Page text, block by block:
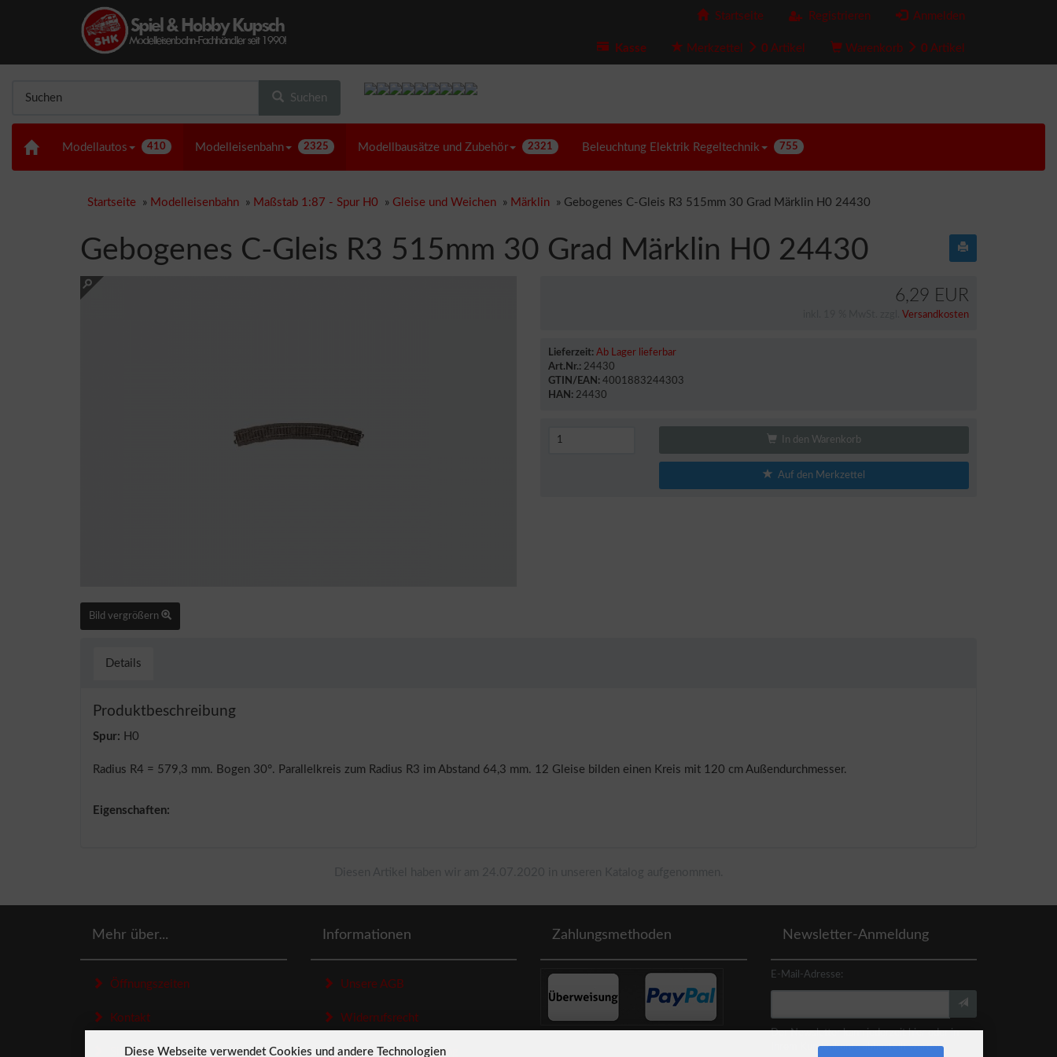
Startseite Registrieren Anmelden
Kasse Merkzettel 0 Artikel Warenkorb 0 Artikel
Suchen
Modellautos 410 Modelleisenbahn 2325 Modellbausätze und Zubehör 2321 Beleuchtung Elektrik Regeltechnik 755
Startseite » Modelleisenbahn » Maßstab 1:87 - Spur H0 » Gleise und Weichen » Märklin » Gebogenes C-Gleis R3 515mm 30 Grad Märklin H0 24430
Gebogenes C-Gleis R3 515mm 30 Grad Märklin H0 24430
Bild vergrößern
6,29 EUR
Versandkosten
Lieferzeit: Ab Lager lieferbar
Art.Nr.: 24430
GTIN/EAN: 4001883244303
HAN: 24430
In den Warenkorb
Auf den Merkzettel
Details
Produktbeschreibung
Spur: H0
Radius R4 = 579,3 mm. Bogen 30°. Parallelkreis zum Radius R3 im Abstand 64,3 mm. 12 Gleise bilden einen Kreis mit 120 cm Außendurchmesser.
Eigenschaften:
Mehr über...
Öffnungszeiten
Kontakt
Sitemap
Informationen
Unsere AGB
Widerrufsrecht
Datenschutzerklaerung
Zahlungsmethoden Newsletter-Anmeldung
E-Mail-Adresse:
Der Newsletter kann jederzeit hier oder in
Ihrem Kundenkonto abbestellt werden.
Diese Webseite verwendet Cookies und andere Technologien